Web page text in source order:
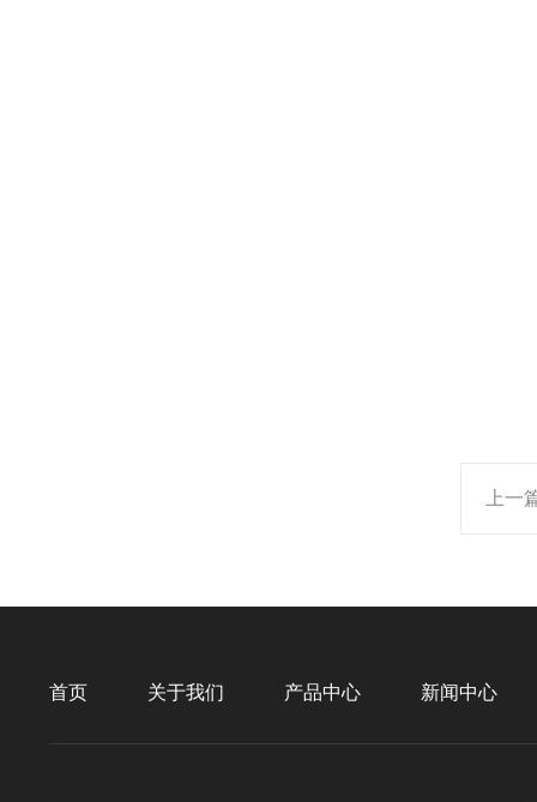
上一
首页 关于我们 产品中心 新闻中心